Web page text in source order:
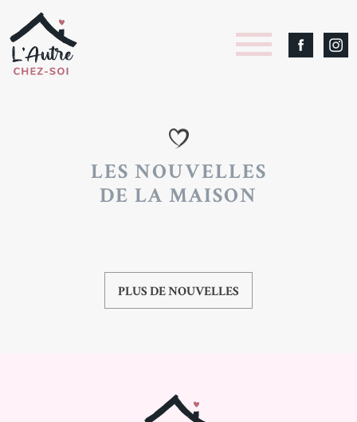
LES NOUVELLES
DE LA MAISON
PLUS DE NOUVELLES